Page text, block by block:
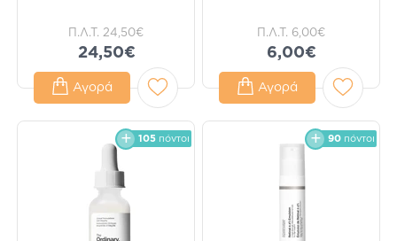
Π.Λ.Τ. 24,50€
24,50€
Αγορά
Π.Λ.Τ. 6,00€
6,00€
Αγορά
105 πόντοι 90 πόντοι